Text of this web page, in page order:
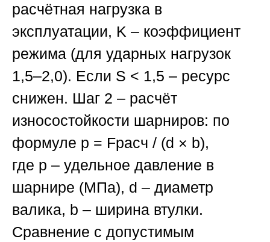
расчётная нагрузка в
эксплуатации, K – коэффициент
режима (для ударных нагрузок
1,5–2,0). Если S < 1,5 – ресурс
снижен. Шаг 2 – расчёт
износостойкости шарниров: по
формуле p = Fрасч / (d × b),
где p – удельное давление в
шарнире (МПа), d – диаметр
валика, b – ширина втулки.
Сравнение с допустимым